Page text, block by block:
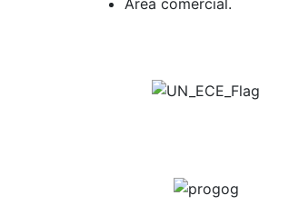
Área comercial.